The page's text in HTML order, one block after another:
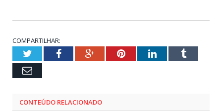
COMPARTILHAR:
TwitterFacebookGoogle+PinterestLinkedInTumblr
Email
CONTEÚDO RELACIONADO